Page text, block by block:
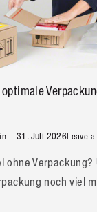
31. Juli 2026 Leave
ohne Verpackung?
noch viel